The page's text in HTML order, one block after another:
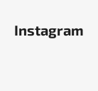
Instagram